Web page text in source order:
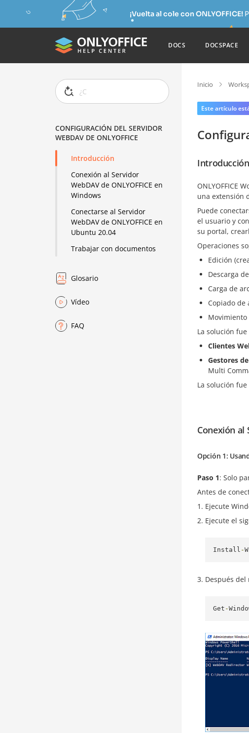
¡Vuelta al cole con ONLYOFFICE!
DOCS DOCSPACE
CONFIGURACIÓN DEL SERVIDOR
WEBDAV DE ONLYOFFICE
Introducción
Conexión al Servidor
WebDAV de ONLYOFFICE en
Windows
Conectarse al Servidor
WebDAV de ONLYOFFICE en
Ubuntu 20.04
Trabajar con documentos
Glosario
Vídeo
FAQ
Inicio
Este artículo
Introducción
ONLYOFFICE
una extensión
Puede
el usuario y
su portal,
Operaciones
Edición
Descarga
Carga de
Copiado de
Movimiento
La solución
Clientes
Gestores
Multi
La solución
Conexión al
Opción 1:
Paso 1: Solo
Antes de
Ejecute
Ejecute el
Install -
Después
Get -